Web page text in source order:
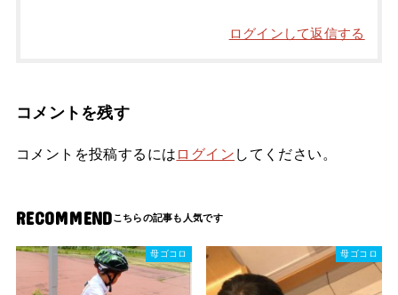
ログインして返信する
コメントを残す
コメントを投稿するには ログイン してください。
RECOMMEND
母ゴコロ 母ゴコロ